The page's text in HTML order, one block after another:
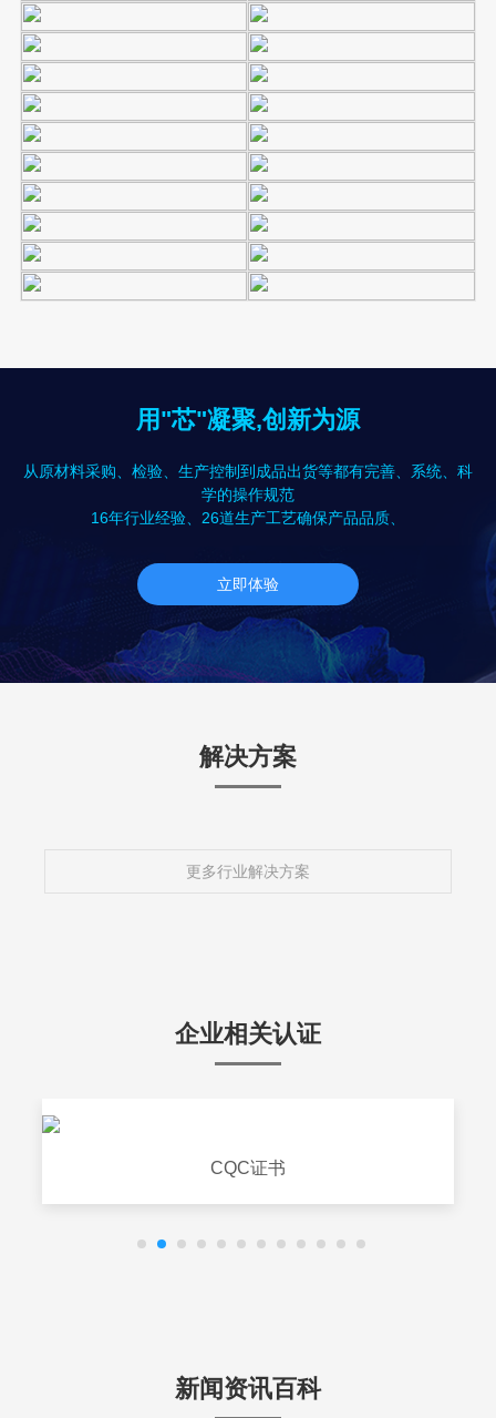
用"芯"凝聚,创新为源
从原材料采购、检验、生产控制到成品出货等都有完善、系统、科
学的操作规范
16年行业经验、26道生产工艺确保产品品质、
立即体验
解决方案
更多行业解决方案
企业相关认证
CQC证书
新闻资讯百科